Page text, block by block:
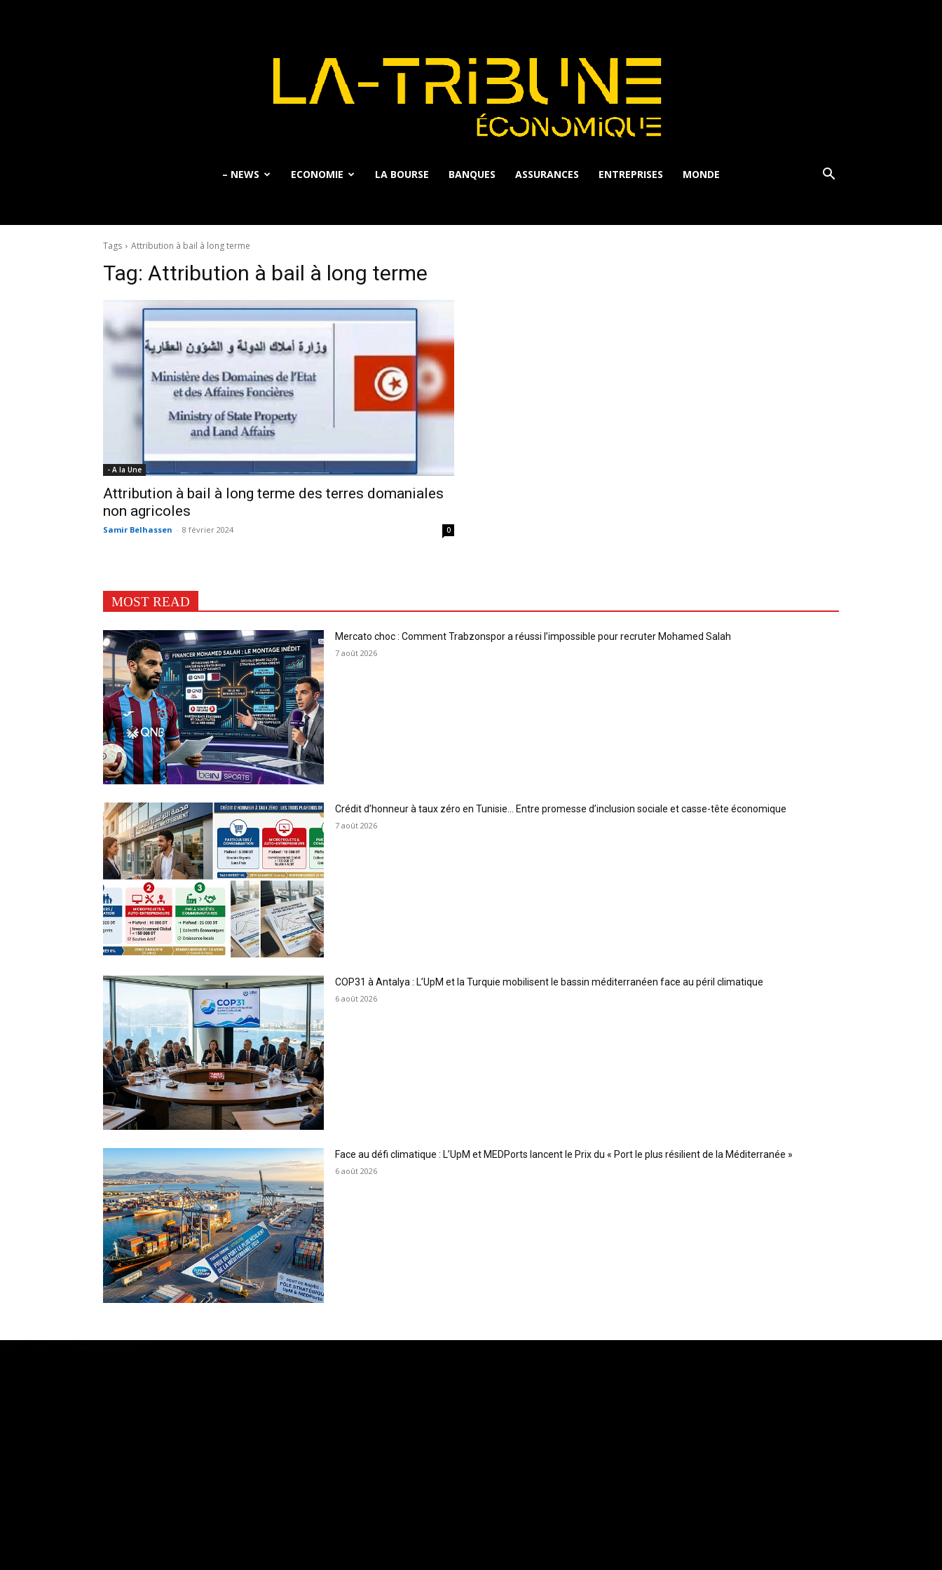
– NEWS ECONOMIE LA BOURSE BANQUES ASSURANCES ENTREPRISES MONDE
Tags Attribution à bail à long terme
Tag: Attribution à bail à long terme
- A la Une
Attribution à bail à long terme des terres domaniales
non agricoles
Samir Belhassen - 8 février 2024 0
MOST READ
Mercato choc : Comment Trabzonspor a réussi l’impossible pour recruter Mohamed Salah
7 août 2026
Crédit d’honneur à taux zéro en Tunisie… Entre promesse d’inclusion sociale et casse-tête économique
7 août 2026
COP31 à Antalya : L’UpM et la Turquie mobilisent le bassin méditerranéen face au péril climatique
6 août 2026
Face au défi climatique : L’UpM et MEDPorts lancent le Prix du « Port le plus résilient de la Méditerranée »
6 août 2026